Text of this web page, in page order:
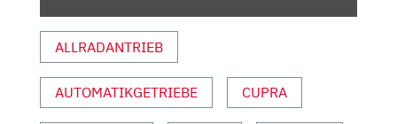
HOT
HATCH
|
REVIEW“
ALLRADANTRIEB
AUTOMATIKGETRIEBE CUPRA